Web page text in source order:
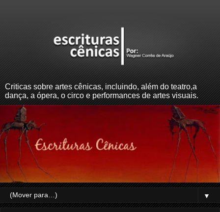
Criticas sobre artes cênicas, incluindo, além do teatro,a
dança, a ópera, o circo e performances de artes visuais.
▼